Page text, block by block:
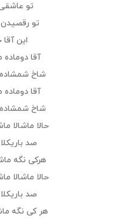
تو عاشقی
تو
این
آقا
شاخ
آقا
شاخ
حالا ماشالا
صد
هرکی نگه
حالا ماشالا
صد
هر کی نگه